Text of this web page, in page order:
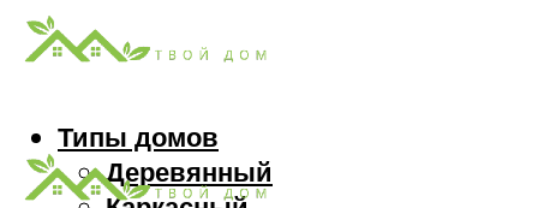
Типы домов
Деревянный